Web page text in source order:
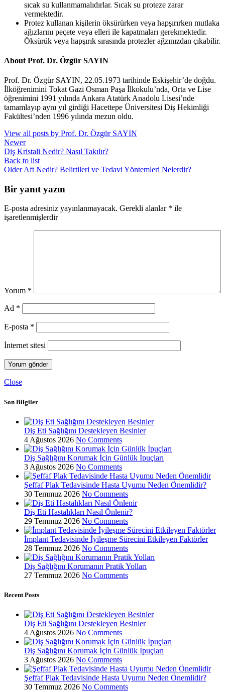
sıcak su kullanmamalıdırlar. Sıcak su proteze zarar
vermektedir.
Protez kullanan kişilerin öksürürken veya hapşırırken mutlaka
ağızlarını peçete veya elleri ile kapatmaları gerekmektedir.
Öksürük veya hapşırık sırasında protezler ağzınızdan çıkabilir.
About Prof. Dr. Özgür SAYIN
Prof. Dr. Özgür SAYIN, 22.05.1973 tarihinde Eskişehir’de doğdu.
İlköğrenimini Tokat Gazi Osman Paşa İlkokulu’nda, Orta ve Lise
öğrenimini 1991 yılında Ankara Atatürk Anadolu Lisesi’nde
tamamlayıp aynı yıl girdiği Hacettepe Üniversitesi Diş Hekimliği
Fakültesi’nden 1996 yılında mezun oldu.
View all posts by Prof. Dr. Özgür SAYIN
Newer
Diş Kristali Nedir? Nasıl Takılır?
Back to list
Older Aft Nedir? Belirtileri ve Tedavi Yöntemleri Nelerdir?
Bir yanıt yazın
E-posta adresiniz yayınlanmayacak. Gerekli alanlar * ile
işaretlenmişlerdir
Yorum *
Ad *
E-posta *
İnternet sitesi
Close
Son Bilgiler
Diş Eti Sağlığını Destekleyen Besinler
4 Ağustos 2026 No Comments
Diş Sağlığını Korumak İçin Günlük İpuçları
3 Ağustos 2026 No Comments
Şeffaf Plak Tedavisinde Hasta Uyumu Neden Önemlidir?
30 Temmuz 2026 No Comments
Diş Eti Hastalıkları Nasıl Önlenir?
29 Temmuz 2026 No Comments
İmplant Tedavisinde İyileşme Sürecini Etkileyen Faktörler
28 Temmuz 2026 No Comments
Diş Sağlığını Korumanın Pratik Yolları
27 Temmuz 2026 No Comments
Recent Posts
Diş Eti Sağlığını Destekleyen Besinler
4 Ağustos 2026 No Comments
Diş Sağlığını Korumak İçin Günlük İpuçları
3 Ağustos 2026 No Comments
Şeffaf Plak Tedavisinde Hasta Uyumu Neden Önemlidir?
30 Temmuz 2026 No Comments